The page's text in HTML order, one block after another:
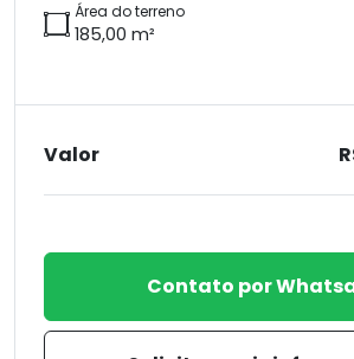
Área do terreno
185,00 m²
Valor
Contato por